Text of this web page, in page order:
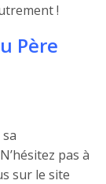
!
Père
pas à
sur le site